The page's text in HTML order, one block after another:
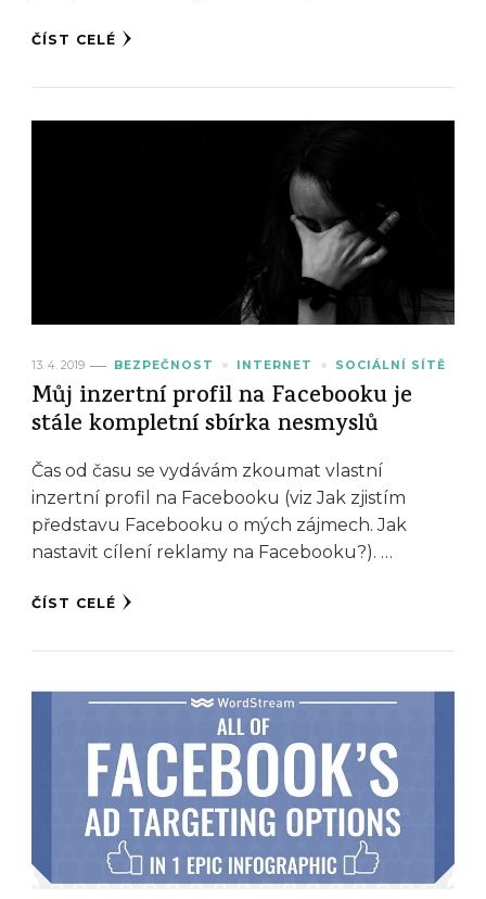
ČÍST CELÉ
13. 4. 2019 BEZPEČNOST INTERNET SOCIÁLNÍ SÍTĚ
Můj inzertní profil na Facebooku je
stále kompletní sbírka nesmyslů
Čas od času se vydávám zkoumat vlastní
inzertní profil na Facebooku (viz Jak zjistím
představu Facebooku o mých zájmech. Jak
nastavit cílení reklamy na Facebooku?). …
ČÍST CELÉ